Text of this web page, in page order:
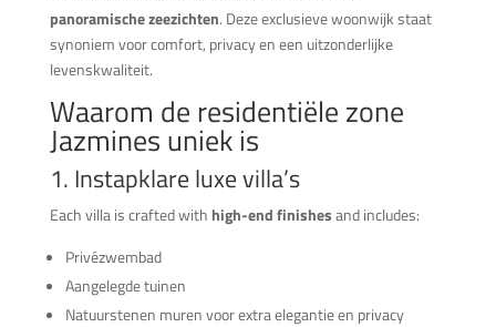
panoramische zeezichten. Deze exclusieve woonwijk staat
synoniem voor comfort, privacy en een uitzonderlijke
levenskwaliteit.
Waarom de residentiële zone
Jazmines uniek is
1. Instapklare luxe villa’s
Each villa is crafted with high-end finishesand includes:
Privézwembad
Aangelegde tuinen
Natuurstenen muren voor extra elegantie en privacy